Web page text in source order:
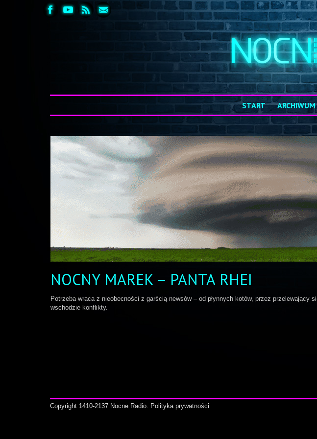
START ARCHIWUM
NOCNY MAREK – PANTA RHEI
Potrzeba wraca z nieobecności z garścią newsów – od płynnych kotów, przez przelewający
wschodzie konflikty.
Copyright 1410-2137 Nocne Radio. Polityka prywatności